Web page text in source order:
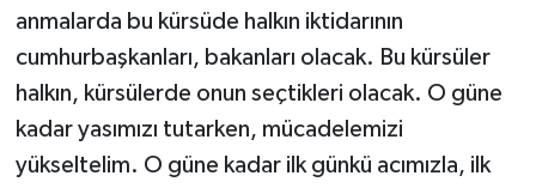
anmalarda bu kürsüde halkın iktidarının
cumhurbaşkanları, bakanları olacak. Bu kürsüler
halkın, kürsülerde onun seçtikleri olacak. O güne
kadar yasımızı tutarken, mücadelemizi
yükseltelim. O güne kadar ilk günkü acımızla, ilk